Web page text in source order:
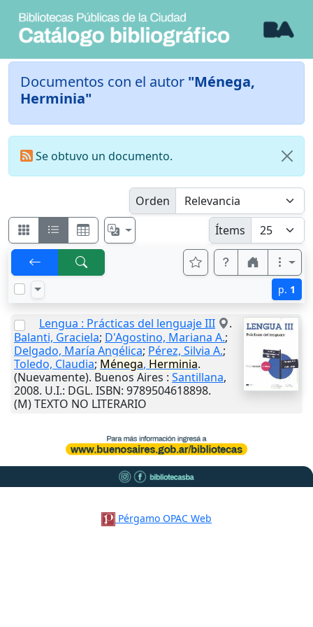
Documentos con el autor "Ménega,
Herminia"
Se obtuvo un documento.
Orden
Ítems
p. 1
Lengua : Prácticas del lenguaje III
.
Balanti, Graciela; D'Agostino, Mariana A.;
Delgado, María Angélica; Pérez, Silvia A.;
Toledo, Claudia; Ménega, Herminia.
(Nuevamente). Buenos Aires : Santillana,
2008. U.I.: DGL. ISBN: 9789504618898.
(M) TEXTO NO LITERARIO
Pérgamo OPAC Web